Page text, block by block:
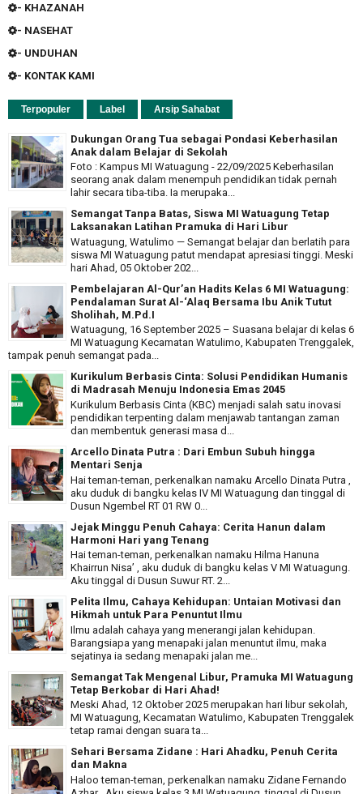
- KHAZANAH
- NASEHAT
- UNDUHAN
- KONTAK KAMI
Terpopuler Label Arsip Sahabat
Dukungan Orang Tua sebagai Pondasi Keberhasilan
Anak dalam Belajar di Sekolah
Foto : Kampus MI Watuagung - 22/09/2025 Keberhasilan
seorang anak dalam menempuh pendidikan tidak pernah
lahir secara tiba-tiba. Ia merupaka...
Semangat Tanpa Batas, Siswa MI Watuagung Tetap
Laksanakan Latihan Pramuka di Hari Libur
Watuagung, Watulimo — Semangat belajar dan berlatih para
siswa MI Watuagung patut mendapat apresiasi tinggi. Meski
hari Ahad, 05 Oktober 202...
Pembelajaran Al-Qur’an Hadits Kelas 6 MI Watuagung:
Pendalaman Surat Al-‘Alaq Bersama Ibu Anik Tutut
Sholihah, M.Pd.I
Watuagung, 16 September 2025 – Suasana belajar di kelas 6
MI Watuagung Kecamatan Watulimo, Kabupaten Trenggalek,
tampak penuh semangat pada...
Kurikulum Berbasis Cinta: Solusi Pendidikan Humanis
di Madrasah Menuju Indonesia Emas 2045
Kurikulum Berbasis Cinta (KBC) menjadi salah satu inovasi
pendidikan terpenting dalam menjawab tantangan zaman
dan membentuk generasi masa d...
Arcello Dinata Putra : Dari Embun Subuh hingga
Mentari Senja
Hai teman-teman, perkenalkan namaku Arcello Dinata Putra ,
aku duduk di bangku kelas IV MI Watuagung dan tinggal di
Dusun Ngembel RT 01 RW 0...
Jejak Minggu Penuh Cahaya: Cerita Hanun dalam
Harmoni Hari yang Tenang
Hai teman-teman, perkenalkan namaku Hilma Hanuna
Khairrun Nisa’ , aku duduk di bangku kelas V MI Watuagung.
Aku tinggal di Dusun Suwur RT. 2...
Pelita Ilmu, Cahaya Kehidupan: Untaian Motivasi dan
Hikmah untuk Para Penuntut Ilmu
Ilmu adalah cahaya yang menerangi jalan kehidupan.
Barangsiapa yang menapaki jalan menuntut ilmu, maka
sejatinya ia sedang menapaki jalan me...
Semangat Tak Mengenal Libur, Pramuka MI Watuagung
Tetap Berkobar di Hari Ahad!
Meski Ahad, 12 Oktober 2025 merupakan hari libur sekolah,
MI Watuagung, Kecamatan Watulimo, Kabupaten Trenggalek
tetap ramai dengan suara ta...
Sehari Bersama Zidane : Hari Ahadku, Penuh Cerita
dan Makna
Haloo teman-teman, perkenalkan namaku Zidane Fernando